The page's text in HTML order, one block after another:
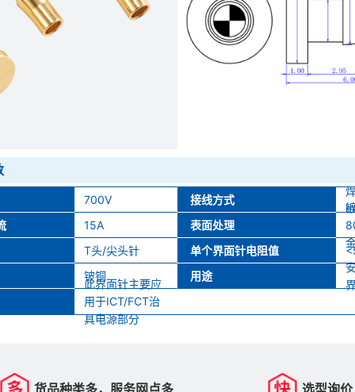
700V 接线方式
15A 表面处理
T头/尖头针 单个界面针电阻值
铍铜
用途
此界面针主要应
用于ICT/FCT治
具电源部分
货品种类多，服务网点多 选型询